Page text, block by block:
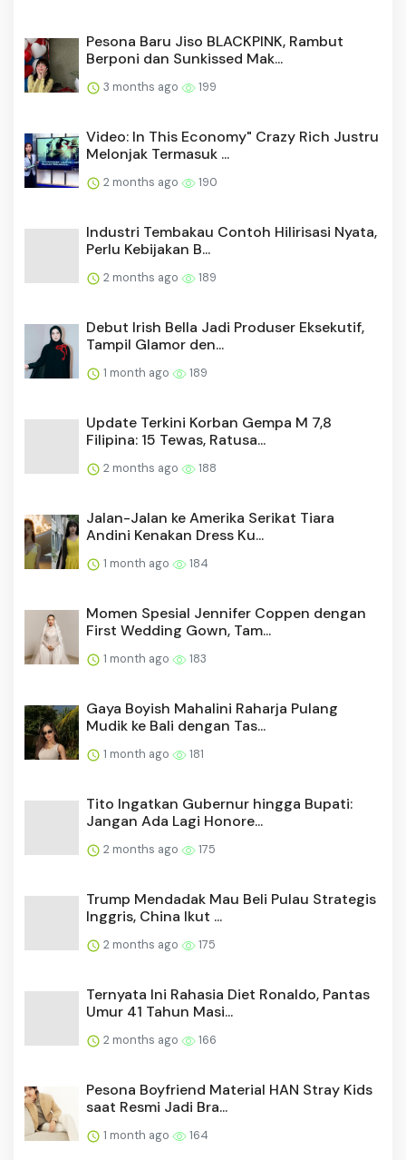
Pesona Baru Jiso BLACKPINK, Rambut
Berponi dan Sunkissed Mak...
3 months ago 199
Video: In This Economy" Crazy Rich Justru
Melonjak Termasuk ...
2 months ago 190
Industri Tembakau Contoh Hilirisasi Nyata,
Perlu Kebijakan B...
2 months ago 189
Debut Irish Bella Jadi Produser Eksekutif,
Tampil Glamor den...
1 month ago 189
Update Terkini Korban Gempa M 7,8
Filipina: 15 Tewas, Ratusa...
2 months ago 188
Jalan-Jalan ke Amerika Serikat Tiara
Andini Kenakan Dress Ku...
1 month ago 184
Momen Spesial Jennifer Coppen dengan
First Wedding Gown, Tam...
1 month ago 183
Gaya Boyish Mahalini Raharja Pulang
Mudik ke Bali dengan Tas...
1 month ago 181
Tito Ingatkan Gubernur hingga Bupati:
Jangan Ada Lagi Honore...
2 months ago 175
Trump Mendadak Mau Beli Pulau Strategis
Inggris, China Ikut ...
2 months ago 175
Ternyata Ini Rahasia Diet Ronaldo, Pantas
Umur 41 Tahun Masi...
2 months ago 166
Pesona Boyfriend Material HAN Stray Kids
saat Resmi Jadi Bra...
1 month ago 164